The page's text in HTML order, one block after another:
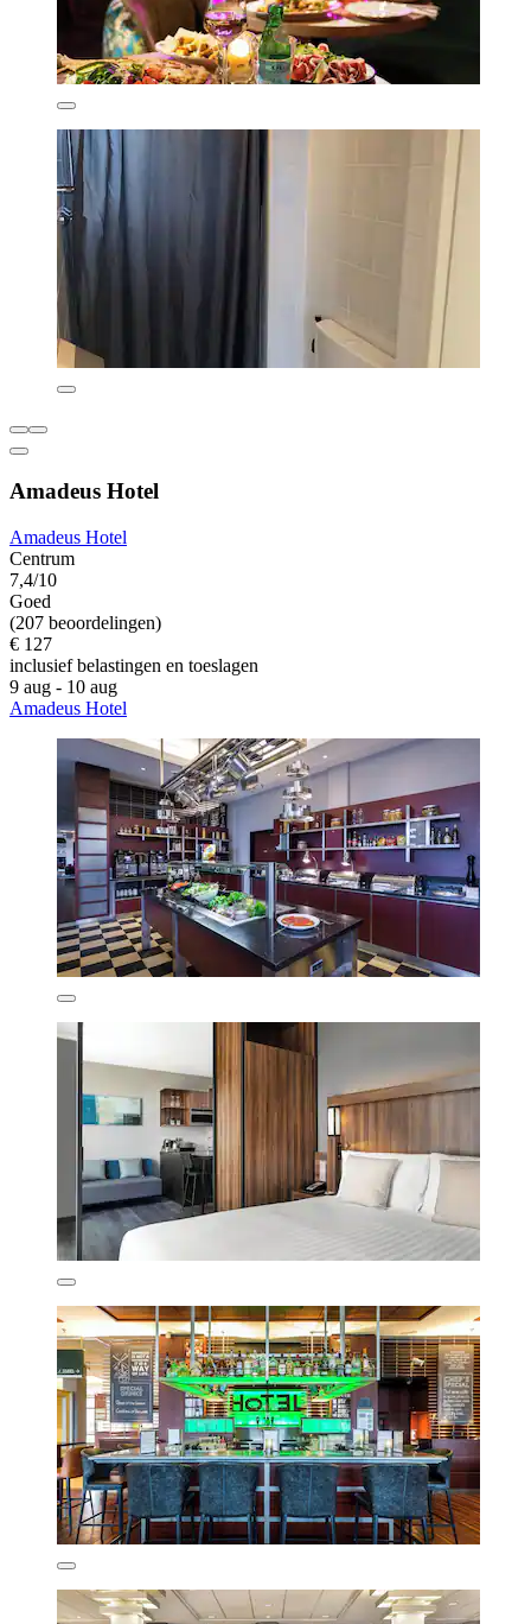
Amadeus Hotel
Amadeus Hotel
Centrum
7,4/10
Goed
(207 beoordelingen)
€ 127
inclusief belastingen en toeslagen
9 aug - 10 aug
Amadeus Hotel